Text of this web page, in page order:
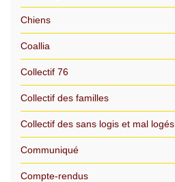
Chiens
Coallia
Collectif 76
Collectif des familles
Collectif des sans logis et mal logés
Communiqué
Compte-rendus